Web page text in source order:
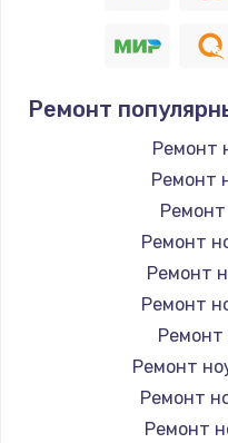
Ремонт
Ремонт
Ремонт
Ремонт
Ремонт
Ремонт
Ремонт
Ремонт
Ремонт
Ремонт
Ремонт